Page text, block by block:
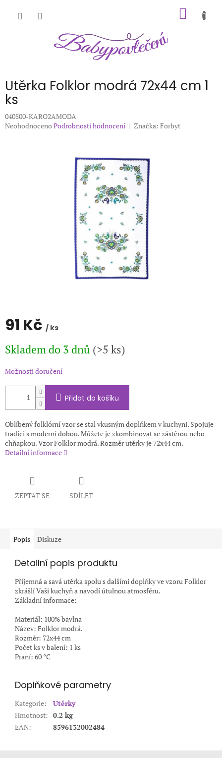
Utěrka Folklor modrá 72x44 cm 1
ks
040500-KARO2AMODA
Průměrné
Neohodnoceno Podrobnosti hodnocení Značka: Forbyt
91 Kč / ks
cena:
Skladem do 3 dnů (>5 ks)
Možnosti doručení
Přidat do košíku
Oblíbený folklórní vzor se stal vkusným doplňkem v kuchyni. Spojuje
tradici s moderní dobou. Můžete je zkombinovat se zástěrou nebo
chňapkou. Vzor Folklor modrá. Rozměr utěrky je 72x44 cm.
Detailní informace
ZEPTAT SE SDÍLET
Popis Diskuze
Detailní popis produktu
Příjemná a savá utěrka spolu s dalšími doplňky ve vzoru Folklor
zkrášlí Vaši kuchyň a navodí útulnou atmosféru.
Základní informace:
Materiál: 100% bavlna
Název: Folklor modrá.
Rozměr: 72x44 cm
Počet ks v balení: 1 ks
Praní: 60 °C
Doplňkové parametry
Kategorie:
Utěrky
Hmotnost: 0.2 kg
EAN: 8596132002484